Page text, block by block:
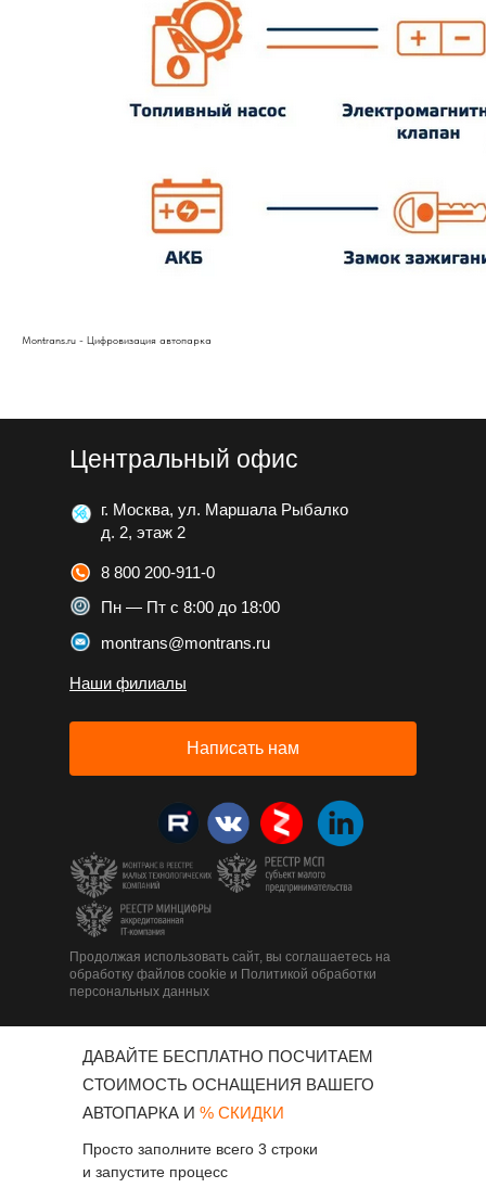
Montrans.ru - Цифровизация автопарка
г. Москва, ул. Маршала Рыбалко
д. 2, этаж 2
Центральный офис
8 800 200-911-0
Пн — Пт с 8:00 до 18:00
montrans@montrans.ru
Наши филиалы
Написать нам
Продолжая использовать сайт, вы соглашаетесь на
обработку файлов cookie и Политикой обработки
персональных данных
ДАВАЙТЕ БЕСПЛАТНО ПОСЧИТАЕМ
СТОИМОСТЬ ОСНАЩЕНИЯ ВАШЕГО
АВТОПАРКА И % СКИДКИ
Просто заполните всего 3 строки
и запустите процесс